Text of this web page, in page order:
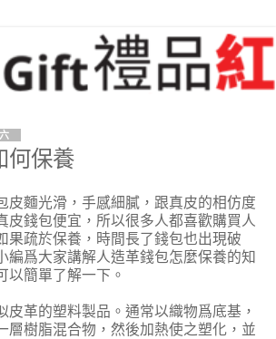
何保養
皮麵光滑，手感細膩，跟真皮的相仿度
皮錢包便宜，所以很多人都喜歡購買人
果疏於保養，時間長了錢包也出現破
編爲大家講解人造革錢包怎麼保養的知
以簡單了解一下。
革的塑料製品。通常以織物爲底基，
層樹脂混合物，然後加熱使之塑化，並